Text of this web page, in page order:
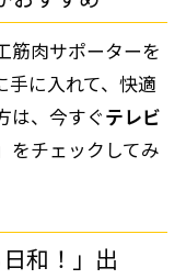
筋肉サポーターを
手に入れて、快適
は、今すぐテレビ
をチェックしてみ
和！」出